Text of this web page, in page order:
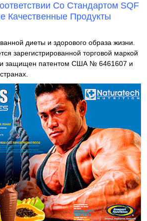
Со Стандартом SQF
Качественные Продукты
диеты и здорового образа жизни.
зарегистрированной торговой маркой
и защищен патентом США № 6461607 и